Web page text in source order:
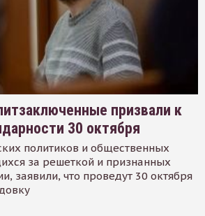
призвали к
30 октября
политиков и общественных
за решеткой и признанных
заявили, что проведут 30 октября